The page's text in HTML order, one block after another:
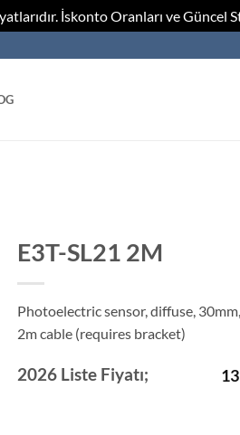
İskonto Oranları ve
E3T-SL21 2M
Photoelectric sensor, diffuse,
2m cable (requires bracket)
2026 Liste Fiyatı;